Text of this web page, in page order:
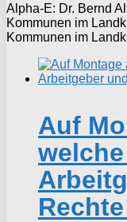
Alpha-E: Dr. Bernd
Kommunen im
Kommunen im
Auf